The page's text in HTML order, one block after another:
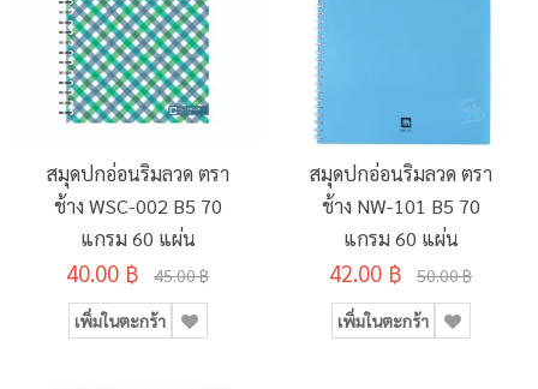
สมุดปกอ่อนริมลวด ตรา
ช้าง WSC-002 B5 70
แกรม 60 แผ่น
40.00 ฿ 45.00 ฿
เพิ่มในตะกร้า
สมุดปกอ่อนริมลวด ตรา
ช้าง NW-101 B5 70
แกรม 60 แผ่น
42.00 ฿ 50.00 ฿
เพิ่มในตะกร้า